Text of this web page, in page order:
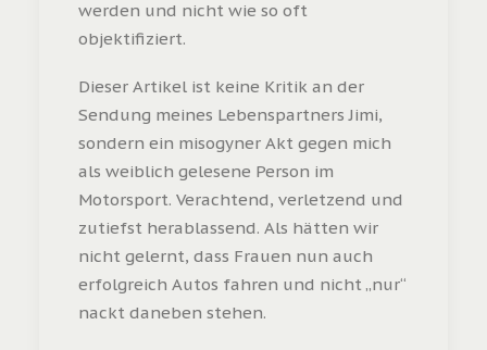
werden und nicht wie so oft
objektifiziert.
Dieser Artikel ist keine Kritik an der
Sendung meines Lebenspartners Jimi,
sondern ein misogyner Akt gegen mich
als weiblich gelesene Person im
Motorsport. Verachtend, verletzend und
zutiefst herablassend. Als hätten wir
nicht gelernt, dass Frauen nun auch
erfolgreich Autos fahren und nicht „nur“
nackt daneben stehen.